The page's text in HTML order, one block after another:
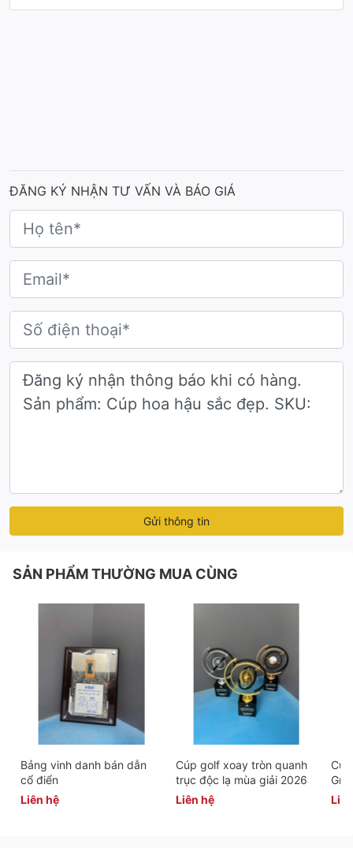
Thiết kế hình khối
và nổi bật với hình khắc nổi 3D dáng người mẫu
đang vẫy tay kiêu hãnh, biểu tượng cho sự tỏa
sáng, bản lĩnh và quyến rũ của phái đẹp.
Điểm nhấn đầu tiên khiến Cúp Hoa Hậu Sắc Đẹp
trở nên khác biệt chính là thiết kế hình khối đứng
vuông vức, trong suốt như pha lê, tạo cảm giác
vừa vững chãi vừa thanh thoát. Hình dáng này
không chỉ tượng trưng cho sự kiên định và quyền
lực mà còn mang nét hiện đại, phù hợp với tinh
thần thời đại mới của phái đẹp.
dàng – phản chiếu trọn vẹn vẻ đẹp đa chiều của
Gọi ngayCúp Độc Quyềnđể được tư vấn và thiết kế
riêng mẫu cúp sắc đẹp phù hợp nhất với chương trình
của bạn.
Liên hệ ngay qua hotline 0942283336 (Gọi/Zalo)
được tư vấn thiết kế và báo giá chi tiết.
ĐĂNG KÝ NHẬN TƯ VẤN VÀ BÁO GIÁ
Gửi thông tin
SẢN PHẨM THƯỜNG MUA CÙNG
Bảng vinh danh bán dẫn
cổ điển
Liên hệ
Cúp golf xoay tròn quanh
trục độc lạ mùa giải 2026
Liên hệ